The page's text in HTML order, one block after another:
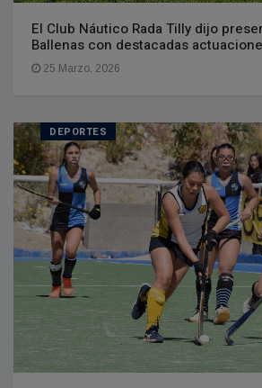
El Club Náutico Rada Tilly dijo
Ballenas con destacadas
25 Marzo, 2026
DEPORTES